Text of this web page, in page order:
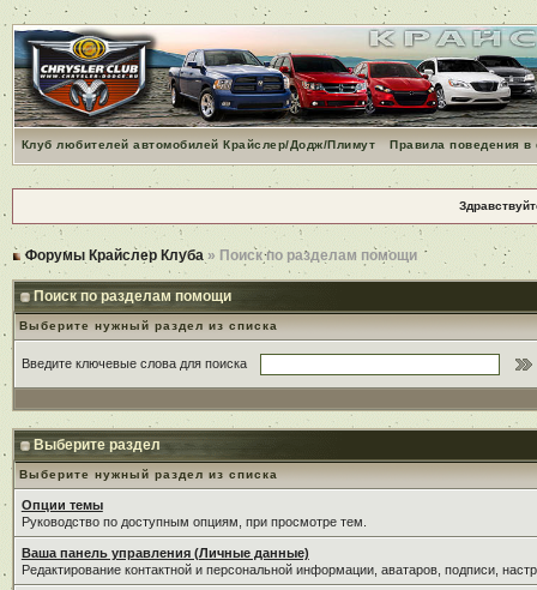
Клуб любителей автомобилей Крайслер/Додж/Плимут Правила поведения
Форумы Крайслер Клуба » Поиск по разделам помощи
Поиск по разделам помощи
Выберите нужный раздел из списка
Введите ключевые слова для поиска
Выберите раздел
Выберите нужный раздел из списка
Опции темы
Руководство по доступным опциям, при просмотре тем.
Ваша панель управления (Личные данные)
Редактирование контактной и персональной информации, аватаров, подписи,